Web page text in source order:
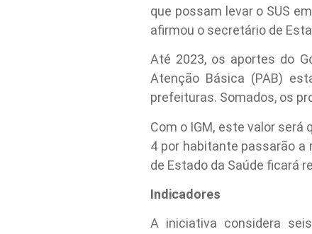
que possam levar o SUS
afirmou o secretário de
Até 2023, os aportes do
Atenção Básica (PAB)
prefeituras. Somados, os
Com o IGM, este valor será
4 por habitante passarão a
de Estado da Saúde ficará
Indicadores
A iniciativa considera